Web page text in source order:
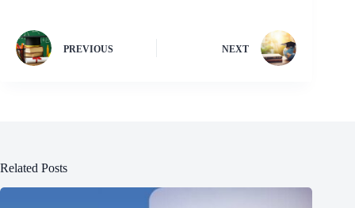
PREVIOUS NEXT
Related Posts